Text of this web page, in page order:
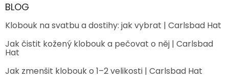
BLOG
Klobouk na svatbu a dostihy: jak vybrat | Carlsbad Hat
Jak čistit kožený klobouk a pečovat o něj | Carlsbad
Hat
Jak zmenšit klobouk o 1–2 velikosti | Carlsbad Hat